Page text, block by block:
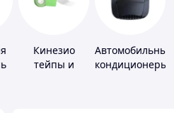
Кинезио
тейпы и
Автомобильные
кондиционеры